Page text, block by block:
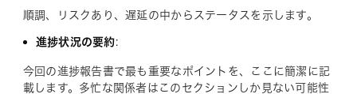
順調、リスクあり、遅延の中からステータスを示します。
進捗状況の要約:
今回の進捗報告書で最も重要なポイントを、ここに簡潔に記
載します。多忙な関係者はこのセクションしか見ない可能性